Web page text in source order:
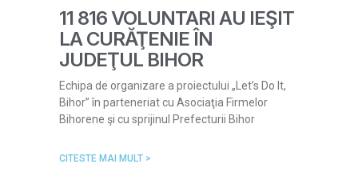
11 816 VOLUNTARI AU IEŞIT
LA CURĂŢENIE ÎN
JUDEŢUL BIHOR
Echipa de organizare a proiectului „Let’s Do It,
Bihor” în parteneriat cu Asociaţia Firmelor
Bihorene şi cu sprijinul Prefecturii Bihor
CITESTE MAI MULT >